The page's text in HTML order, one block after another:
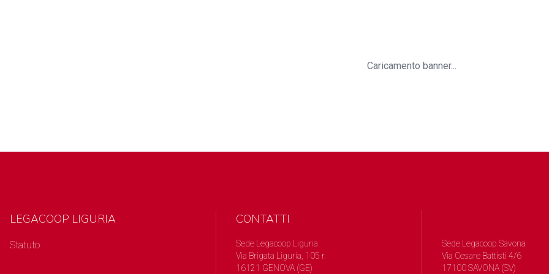
Caricamento banner...
LEGACOOP LIGURIA
Statuto
CONTATTI
Sede Legacoop Liguria
Via Brigata Liguria, 105 r.
16121 GENOVA (GE)
Sede Legacoop Savona
Via Cesare Battisti 4/6
17100 SAVONA (SV)